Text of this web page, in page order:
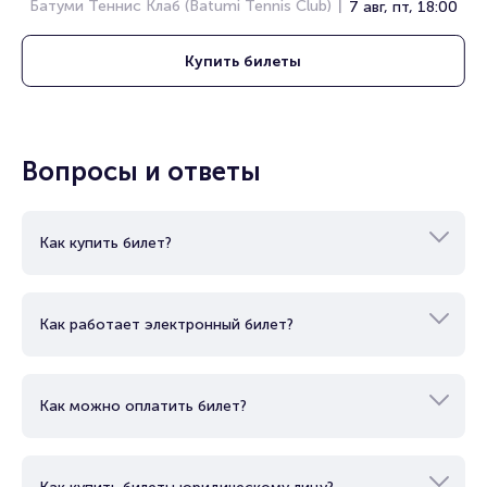
Батуми Теннис Клаб (Batumi Tennis Club) 7 авг, пт, 18:00
Купить билеты
Вопросы и ответы
Как купить билет?
Как работает электронный билет?
Как можно оплатить билет?